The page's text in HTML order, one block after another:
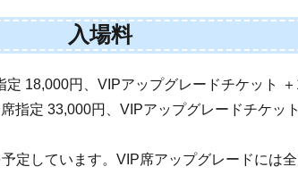
入場料
18,000円、VIPアップグレードチケット ＋
指定 33,000円、VIPアップグレードチケッ
定しています。VIP席アップグレードには